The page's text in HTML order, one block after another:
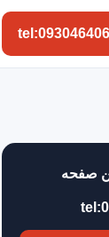
صفحه